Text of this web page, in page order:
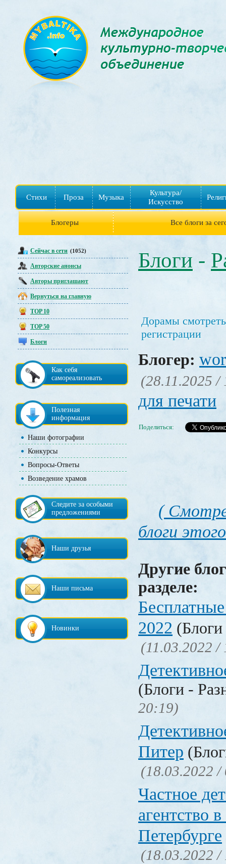
Стихи Проза Музыка
Культура/
Искусство
Блогеры Все блоги за
Сейчас в сети (1052)
Авторские анонсы
Авторы приглашают
Вернуться на главную
TOP 10
TOP 50
Блоги
Как себя
самореализовать
Полезная
информация
Наши фотографии
Конкурсы
Вопросы-Ответы
Возведение храмов
Следите за особыми
предложениями
Наши друзья
Наши письма
Новинки
Блоги -
Дорамы
регистрации
Блогер:
(28.11.2025 /
для печати
Поделиться:
(
блоги
Другие
разделе:
2022
(11.03.2022 /
(Блоги -
20:19)
Питер
(18.03.2022 /
Частное
агентство
Петербурге
(18.03.2022 /